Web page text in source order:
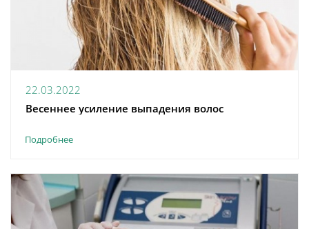
22.03.2022
Весеннее усиление выпадения волос
Подробнее